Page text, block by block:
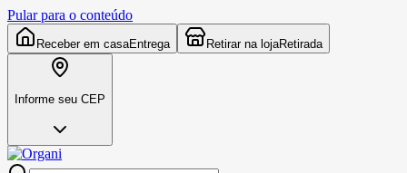
Pular para o conteúdo
Receber em casaEntrega Retirar na lojaRetirada
Informe seu CEP